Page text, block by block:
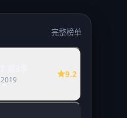
完整榜单
2019
9.2